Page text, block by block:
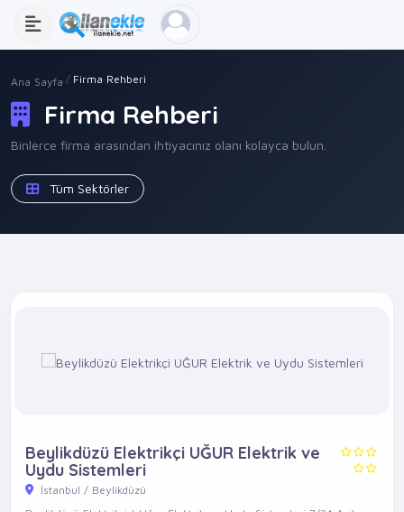
Ana Sayfa Firma Rehberi
Firma Rehberi
Binlerce firma arasından ihtiyacınız olanı kolayca bulun.
Tüm Sektörler
Beylikdüzü Elektrikçi UĞUR Elektrik ve
Uydu Sistemleri
İstanbul / Beylikdüzü